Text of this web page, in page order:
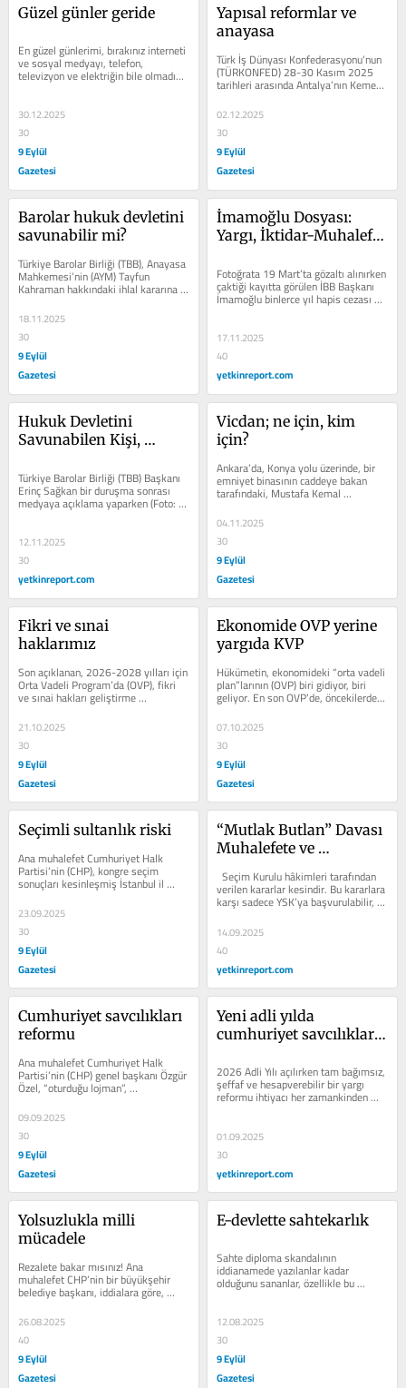
Güzel günler geride
En güzel günlerimi, bırakınız interneti
ve sosyal medyayı, telefon,
televizyon ve elektriğin bile olmadığı,
ilçeye araçla gitmenin lüks...
30.12.2025
30
9 Eylül
Gazetesi
Yapısal reformlar ve
anayasa
Türk İş Dünyası Konfederasyonu’nun
(TÜRKONFED) 28-30 Kasım 2025
tarihleri arasında Antalya’nın Kemer
ilçesinde düzenlediği “Küresel...
02.12.2025
30
9 Eylül
Gazetesi
Barolar hukuk devletini
savunabilir mi?
Türkiye Barolar Birliği (TBB), Anayasa
Mahkemesi’nin (AYM) Tayfun
Kahraman hakkındaki ihlal kararına
Mahkemesi...
18.11.2025
30
9 Eylül
Gazetesi
İmamoğlu Dosyası:
Yargı, İktidar-Muhalefet
Fotoğrata 19 Mart’ta gözaltı alınırken
çaktiği kayıtta görülen İBB Başkanı
İmamoğlu binlerce yıl hapis cezası
istemiyle...
17.11.2025
40
yetkinreport.com
Hukuk Devletini
Savunabilen Kişi,
Türkiye Barolar Birliği (TBB) Başkanı
Erinç Sağkan bir duruşma sonrası
medyaya açıklama yaparken (Foto:
TBB) Anayasa Mahkemesi’nin
12.11.2025
30
yetkinreport.com
Vicdan; ne için, kim
için?
Ankara’da, Konya yolu üzerinde, bir
emniyet binasının caddeye bakan
tarafındaki, Mustafa Kemal
Atatürk’ün "Herkesin polisi kendi...
04.11.2025
30
9 Eylül
Gazetesi
Fikri ve sınai
haklarımız
Son açıklanan, 2026-2028 yılları için
Orta Vadeli Program’da (OVP), fikri
ve sınai hakları geliştirme
hedeflerine ilişkin önceki...
21.10.2025
30
9 Eylül
Gazetesi
Ekonomide OVP yerine
yargıda KVP
Hükümetin, ekonomideki “orta vadeli
plan”larının (OVP) biri gidiyor, biri
geliyor. En son OVP’de, öncekilerde
olduğu gibi “kamu politika...
07.10.2025
30
9 Eylül
Gazetesi
Seçimli sultanlık riski
Ana muhalefet Cumhuriyet Halk
Partisi’nin (CHP), kongre seçim
sonuçları kesinleşmiş İstanbul il
örgütünün başkanlığına, bu konuda...
23.09.2025
30
9 Eylül
Gazetesi
“Mutlak Butlan” Davası
Muhalefete ve
Darbesi mi?
Seçim Kurulu hâkimleri tarafından
verilen kararlar kesindir. Bu kararlara
karşı sadece YSK’ya başvurulabilir,
adli veya idarî yargıya...
14.09.2025
40
yetkinreport.com
Cumhuriyet savcılıkları
reformu
Ana muhalefet Cumhuriyet Halk
Partisi’nin (CHP) genel başkanı Özgür
Özel, “oturduğu lojman”,
“Cumhurbaşkanı Recep Tayyip
Erdoğan’a...
09.09.2025
30
9 Eylül
Gazetesi
Yeni adli yılda
cumhuriyet savcılıkları
nasıl?
2026 Adli Yılı açılırken tam bağımsız,
şeffaf ve hesapverebilir bir yargı
reformu ihtiyacı her zamankinden
elzem. İşte bunun için 8...
01.09.2025
30
yetkinreport.com
Yolsuzlukla milli
mücadele
Rezalete bakar mısınız! Ana
muhalefet CHP’nin bir büyükşehir
belediye başkanı, iddialara göre,
hakkındaki ciddi yolsuzluk
soruşturmaları...
26.08.2025
40
9 Eylül
Gazetesi
E-devlette sahtekarlık
Sahte diploma skandalının
iddianamede yazılanlar kadar
olduğunu sananlar, özellikle bu
soruşturmayı yürütenler, ciddi
12.08.2025
30
9 Eylül
Gazetesi